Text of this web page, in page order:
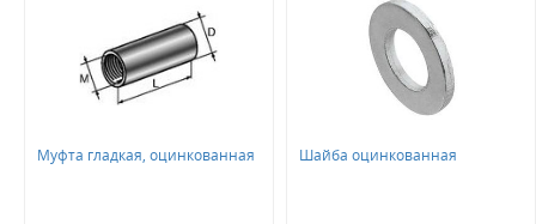
Муфта гладкая, оцинкованная Шайба оцинкованная